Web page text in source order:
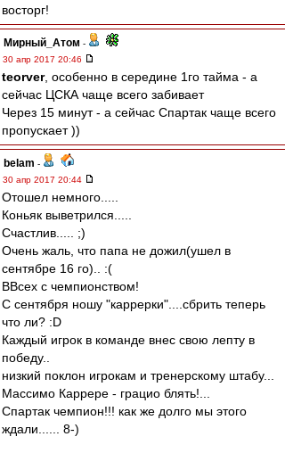
восторг!
Мирный_Атом -
30 апр 2017 20:46
teorver, особенно в середине 1го тайма - а
сейчас ЦСКА чаще всего забивает
Через 15 минут - а сейчас Спартак чаще всего
пропускает ))
belam -
30 апр 2017 20:44
Отошел немного.....
Коньяк выветрился.....
Счастлив..... ;)
Очень жаль, что папа не дожил(ушел в
сентябре 16 го).. :(
ВВсех с чемпионством!
С сентября ношу "каррерки"....сбрить теперь
что ли? :D
Каждый игрок в команде внес свою лепту в
победу..
низкий поклон игрокам и тренерскому штабу...
Массимо Каррере - грацио блять!...
Спартак чемпион!!! как же долго мы этого
ждали...... 8-)